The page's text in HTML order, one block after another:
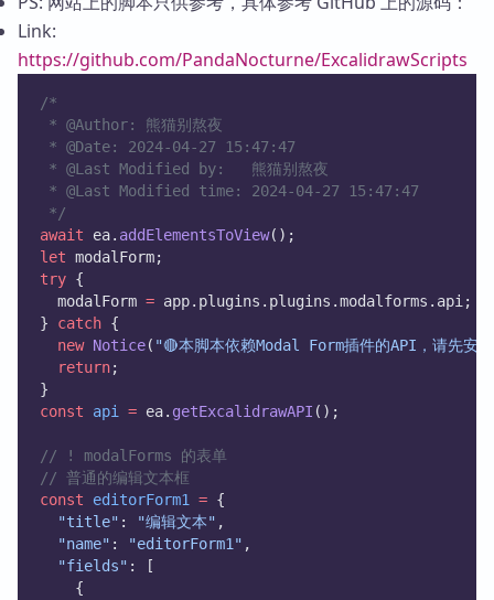
Link:
https://github.com/PandaNocturne/ExcalidrawScripts
/*
* @Author: 熊猫别熬夜
* @Date: 2024-04-27 15:47:47
* @Last Modified by:   熊猫别熬夜
* @Last Modified time: 2024-04-27 15:47:47
*/
await ea. addElementsToView();
let modalForm;
try {
  modalForm
= app.plugins.plugins.modalforms.api;
} catch {
new Notice( "🔴本脚本依赖Modal Form插件的API，请先安
return;
}
const
api = ea. getExcalidrawAPI ();
// ! modalForms 的表单
// 普通的编辑文本框
const
editorForm1 = {
"title" : "编辑文本" ,
"name" : "editorForm1" ,
"fields" : [
    {